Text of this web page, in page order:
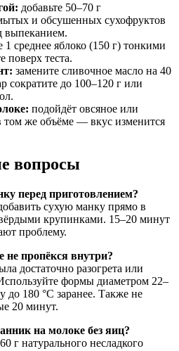
добавьте 50–70 г
и обсушенных сухофруктов
выпеканием.
1 среднее яблоко (150 г) тонкими
теста.
замените сливочное масло на 40
сократите до 100–120 г или
подойдёт овсяное или
том же объёме — вкус изменится
вопросы
перед приготовлением?
сухую манку прямо в
крупинками. 15–20 минут
проблему.
пропёкся внутри?
достаточно разогрета или
формы диаметром 22–
до 180 °C заранее. Также не
20 минут.
на молоке без яиц?
г натурального несладкого